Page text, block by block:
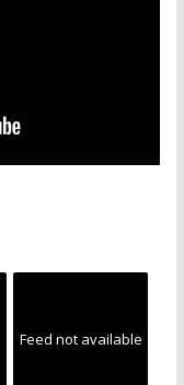
Feed not available